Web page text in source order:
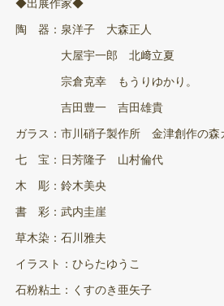
陶 器：泉洋子 大森正人
大屋宇一郎 北﨑立夏
宗倉克幸 もうりゆかり。
吉田豊一 吉田雄貴
ガラス：市川硝子製作所 金津創作の
七 宝：日芳隆子 山村倫代
木 彫：鈴木美央
書 彩：武内圭崖
草木染：石川雅夫
イラスト：ひらたゆうこ
石粉粘土：くすのき亜矢子